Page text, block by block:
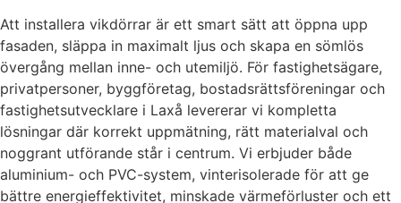
Att installera vikdörrar är ett smart sätt att öppna upp
fasaden, släppa in maximalt ljus och skapa en sömlös
övergång mellan inne- och utemiljö. För fastighetsägare,
privatpersoner, byggföretag, bostadsrättsföreningar och
fastighetsutvecklare i Laxå levererar vi kompletta
lösningar där korrekt uppmätning, rätt materialval och
noggrant utförande står i centrum. Vi erbjuder både
aluminium- och PVC-system, vinterisolerade för att ge
bättre energieffektivitet, minskade värmeförluster och ett